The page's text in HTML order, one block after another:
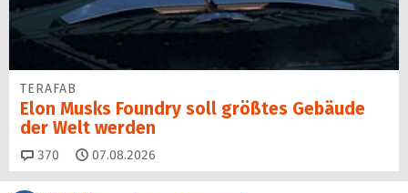
TERAFAB
Elon Musks Foundry soll größ­tes Gebäude
der Welt werden
370 Kommentare
07.08.2026